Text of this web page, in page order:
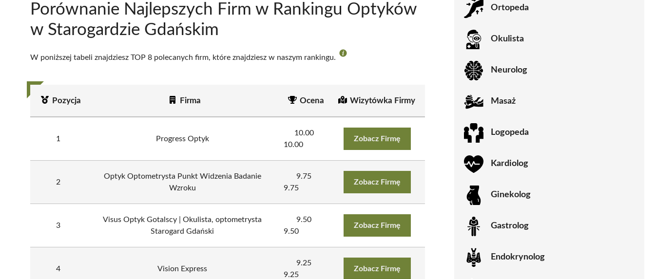
Porównanie Najlepszych Firm w Rankingu Optyków
w Starogardzie Gdańskim
W poniższej tabeli znajdziesz TOP 8 polecanych firm, które znajdziesz w naszym rankingu.
Pozycja Firma Ocena Wizytówka Firmy
1 Progress Optyk
10.00
10.00
Zobacz Firmę
2
Optyk Optometrysta Punkt Widzenia Badanie
Wzroku
9.75
9.75
Zobacz Firmę
3
Visus Optyk Gotalscy | Okulista, optometrysta
Starogard Gdański
9.50
9.50
Zobacz Firmę
4 Vision Express
9.25
9.25
Zobacz Firmę
Ortopeda
Okulista
Neurolog
Masaż
Logopeda
Kardiolog
Ginekolog
Gastrolog
Endokrynolog